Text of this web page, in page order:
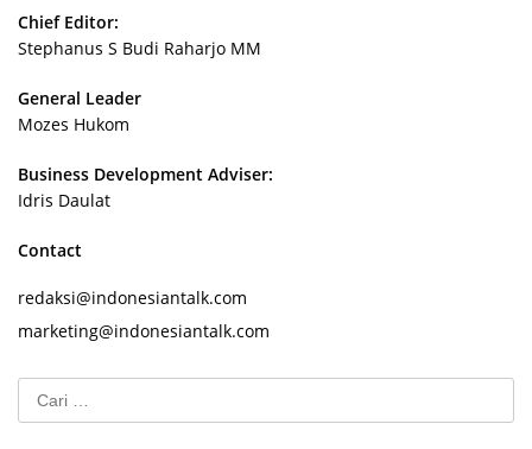
Chief Editor:
Stephanus S Budi Raharjo MM
General Leader
Mozes Hukom
Business Development Adviser:
Idris Daulat
Contact
redaksi@indonesiantalk.com
marketing@indonesiantalk.com
Cari
untuk: